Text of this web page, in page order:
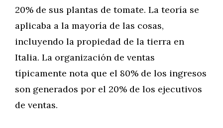
20% de sus plantas de tomate. La teoría se
aplicaba a la mayoría de las cosas,
incluyendo la propiedad de la tierra en
Italia. La organización de ventas
típicamente nota que el 80% de los ingresos
son generados por el 20% de los ejecutivos
de ventas.